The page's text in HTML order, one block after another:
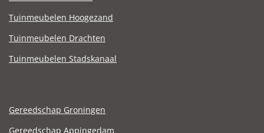
Tuinmeubelen Hoogezand
Tuinmeubelen Drachten
Tuinmeubelen Stadskanaal
Gereedschap Groningen
Gereedschap Appingedam